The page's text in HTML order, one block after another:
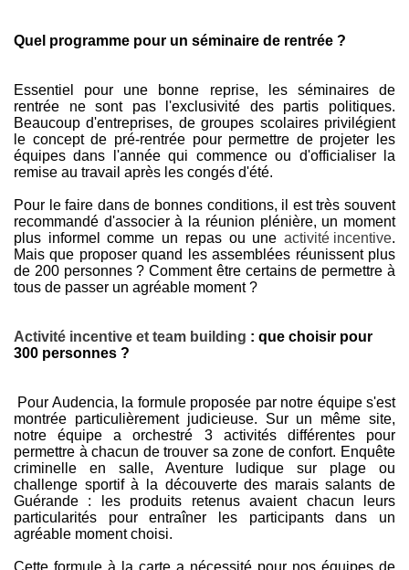
Quel programme pour un séminaire de rentrée ?
Essentiel pour une bonne reprise, les séminaires de
rentrée ne sont pas l'exclusivité des partis politiques.
Beaucoup d'entreprises, de groupes scolaires privilégient
le concept de pré-rentrée pour permettre de projeter les
équipes dans l'année qui commence ou d'officialiser la
remise au travail après les congés d'été.
Pour le faire dans de bonnes conditions, il est très souvent
recommandé d'associer à la réunion plénière, un moment
plus informel comme un repas ou une activité incentive.
Mais que proposer quand les assemblées réunissent plus
de 200 personnes ? Comment être certains de permettre à
tous de passer un agréable moment ?
Activité incentive et team building : que choisir pour
300 personnes ?
Pour Audencia, la formule proposée par notre équipe s'est
montrée particulièrement judicieuse. Sur un même site,
notre équipe a orchestré 3 activités différentes pour
permettre à chacun de trouver sa zone de confort. Enquête
criminelle en salle, Aventure ludique sur plage ou
challenge sportif à la découverte des marais salants de
Guérande : les produits retenus avaient chacun leurs
particularités pour entraîner les participants dans un
agréable moment choisi.
Cette formule à la carte a nécessité pour nos équipes de